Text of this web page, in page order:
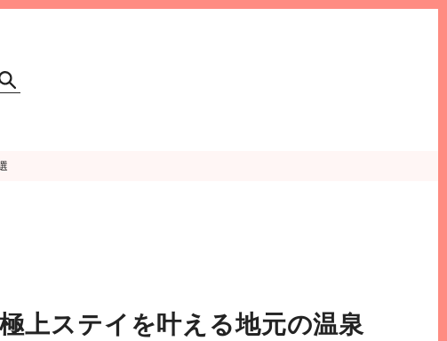
上ステイを叶える地元の温泉